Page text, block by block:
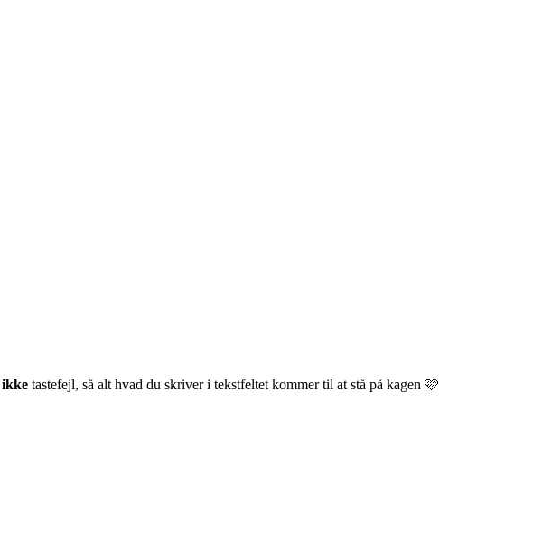
ikke tastefejl, så alt hvad du skriver i tekstfeltet kommer til at stå på kagen 🩷